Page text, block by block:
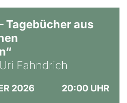
Tagebücher aus
Fahndrich
2026
20:00 UHR